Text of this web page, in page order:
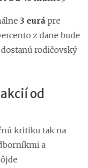
3 eurá pre
z dane bude
rodičovský
od
kritiku tak na
a